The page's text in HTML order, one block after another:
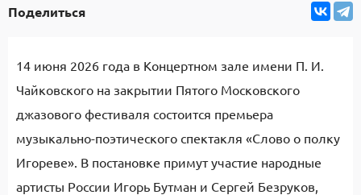
Поделиться
14 июня 2026 года в Концертном зале имени П. И.
Чайковского на закрытии Пятого Московского
джазового фестиваля состоится премьера
музыкально-поэтического спектакля «Слово о полку
Игореве». В постановке примут участие народные
артисты России Игорь Бутман и Сергей Безруков,